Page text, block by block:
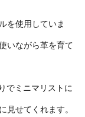
を使用していま
いながら革を育て
でミニマリストに
見せてくれます。